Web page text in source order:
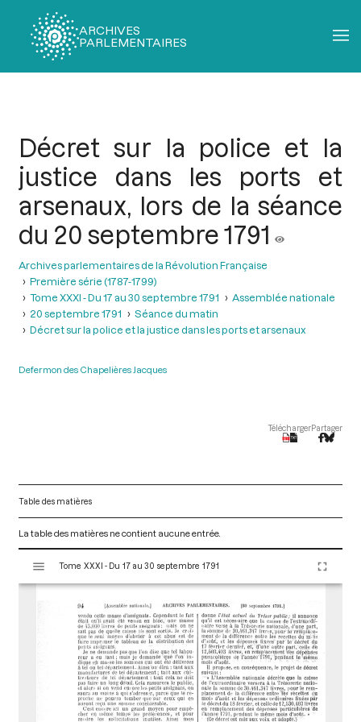
ARCHIVES
PARLEMENTAIRES
Décret sur la police et la
justice dans les ports et
arsenaux, lors de la séance
du 20 septembre 1791
Archives parlementaires de la Révolution Française
Première série (1787-1799)
Tome XXXI - Du 17 au 30 septembre 1791
Assemblée nationale
20 septembre 1791
Séance du matin
Décret sur la police et la justice dans les ports et arsenaux
Defermon des Chapelières Jacques
TéléchargerPartager
Table des matières
La table des matières ne contient aucune entrée.
s
Tome XXXI - Du 17 au 30 septembre 1791